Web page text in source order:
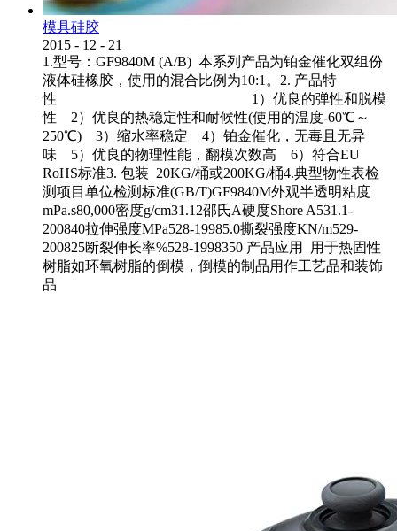
模具硅胶
2015 - 12 - 21
1.型号：GF9840M (A/B) 本系列产品为铂金催化双组份
液体硅橡胶，使用的混合比例为10:1。2. 产品特
性 1）优良的弹性和脱模
性 2）优良的热稳定性和耐候性(使用的温度-60℃～
250℃) 3）缩水率稳定 4）铂金催化，无毒且无异
味 5）优良的物理性能，翻模次数高 6）符合EU
RoHS标准3. 包装 20KG/桶或200KG/桶4.典型物性表检
测项目单位检测标准(GB/T)GF9840M外观半透明粘度
mPa.s80,000密度g/cm31.12邵氏A硬度Shore A531.1-
200840拉伸强度MPa528-19985.0撕裂强度KN/m529-
200825断裂伸长率%528-1998350 产品应用 用于热固性
树脂如环氧树脂的倒模，倒模的制品用作工艺品和装饰
品